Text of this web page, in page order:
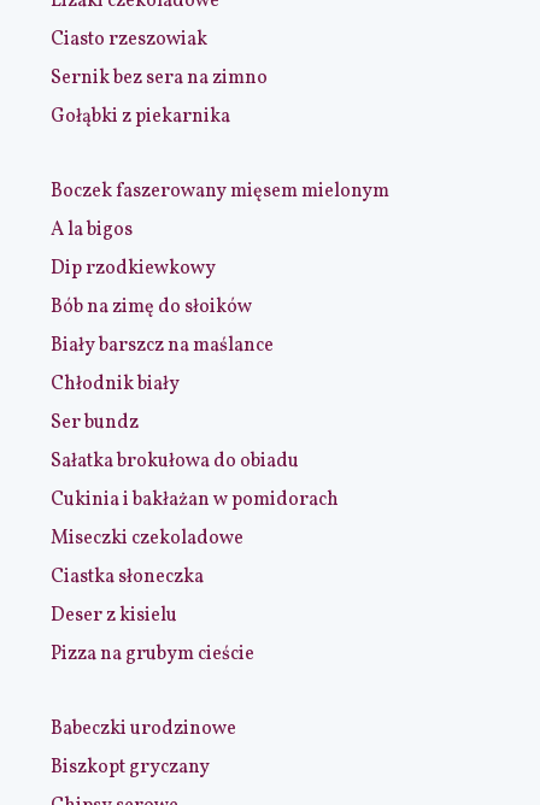
Ciasto rzeszowiak
Sernik bez sera na zimno
Gołąbki z piekarnika
Boczek faszerowany mięsem mielonym
A la bigos
Dip rzodkiewkowy
Bób na zimę do słoików
Biały barszcz na maślance
Chłodnik biały
Ser bundz
Sałatka brokułowa do obiadu
Cukinia i bakłażan w pomidorach
Miseczki czekoladowe
Ciastka słoneczka
Deser z kisielu
Pizza na grubym cieście
Babeczki urodzinowe
Biszkopt gryczany